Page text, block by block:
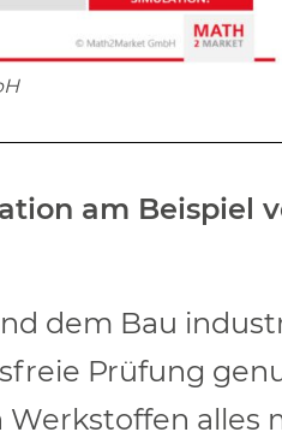
am Beispiel
dem Bau
Prüfung
alles